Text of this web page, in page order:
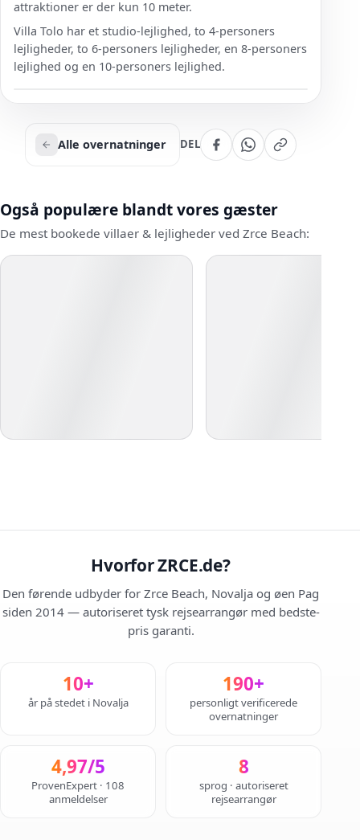
attraktioner er der kun 10 meter.
Villa Tolo har et studio-lejlighed, to 4-personers
lejligheder, to 6-personers lejligheder, en 8-personers
lejlighed og en 10-personers lejlighed.
Alle overnatninger DEL
Også populære blandt vores gæster
De mest bookede villaer & lejligheder ved Zrce Beach:
Hvorfor ZRCE.de?
Den førende udbyder for Zrce Beach, Novalja og øen Pag
siden 2014 — autoriseret tysk rejsearrangør med bedste-
pris garanti.
10+
år på stedet i Novalja
190+
personligt verificerede
overnatninger
4,97/5
ProvenExpert · 108
anmeldelser
8
sprog · autoriseret
rejsearrangør